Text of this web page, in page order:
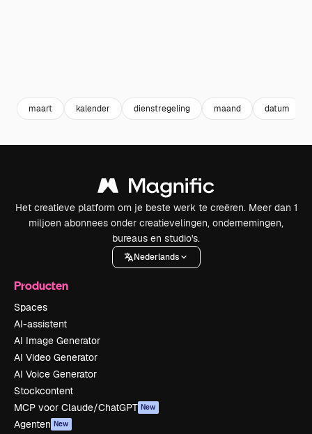
maart kalender dienstregeling maand datum
Het creatieve platform om je beste werk te creëren. Meer dan 1
miljoen abonnees onder creatievelingen, ondernemingen,
bureaus en studio's.
Nederlands
Producten
Spaces
AI-assistent
AI Image Generator
AI Video Generator
AI Voice Generator
Stockcontent
MCP voor Claude/ChatGPT New
Agenten New